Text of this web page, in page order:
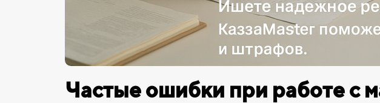
Частые ошибки при работе с